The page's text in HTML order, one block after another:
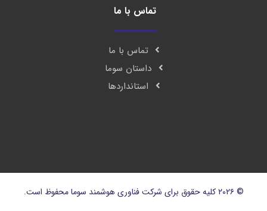
تماس با ما
تماس با ما
داستان سوما
استانداردها
© ۲۰۲۶ کلیه حقوق برای شرکت فناوری هوشمند سوما محفوظ است.